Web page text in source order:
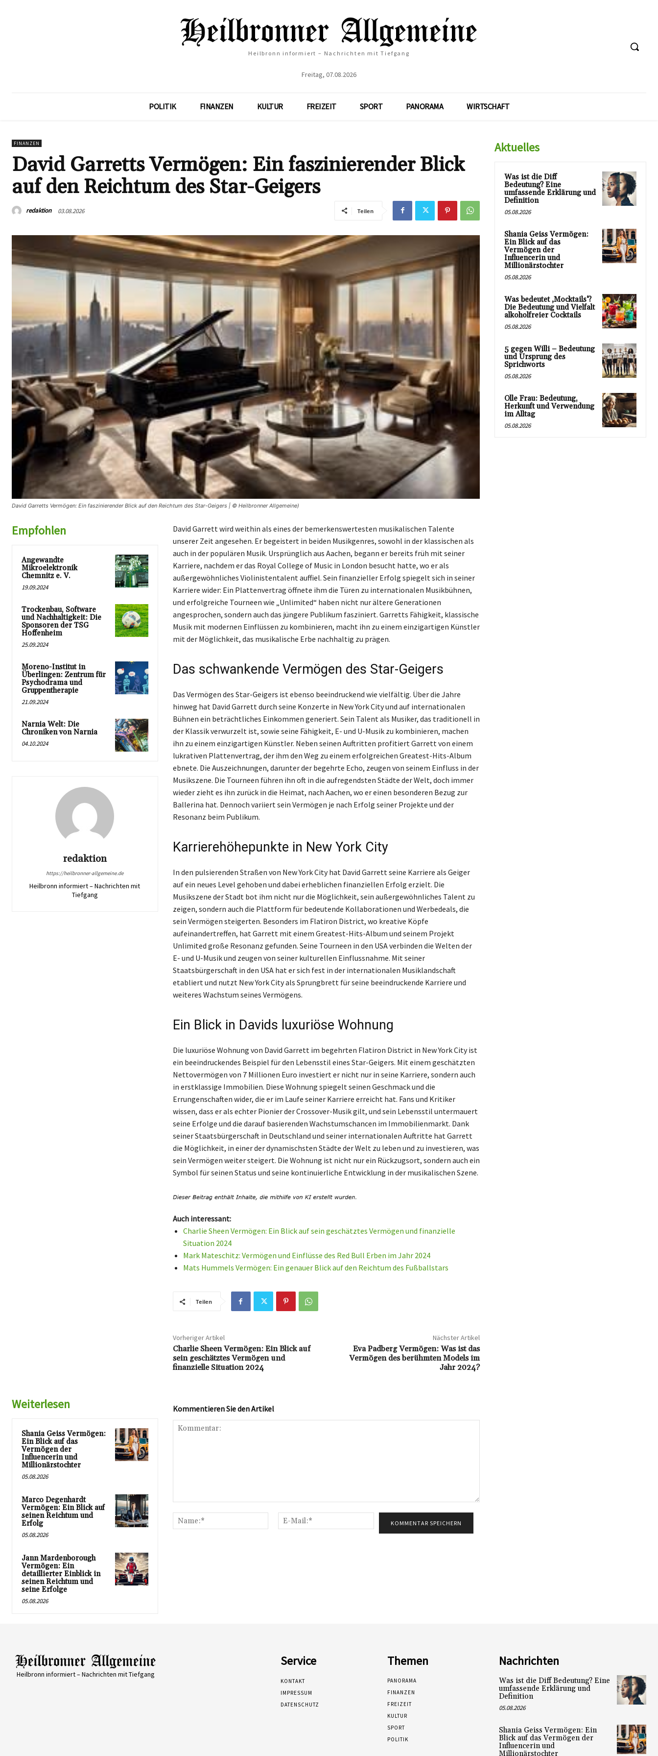
Heilbronn informiert – Nachrichten mit Tiefgang
Freitag, 07.08.2026
POLITIK FINANZEN KULTUR FREIZEIT SPORT PANORAMA WIRTSCHAFT
FINANZEN
David Garretts Vermögen: Ein faszinierender Blick
auf den Reichtum des Star-Geigers
redaktion 03.08.2026 Teilen
David Garretts Vermögen: Ein faszinierender Blick auf den Reichtum des Star-Geigers | © Heilbronner Allgemeine)
Empfohlen
Angewandte
Mikroelektronik
Chemnitz e. V.
19.09.2024
Trockenbau, Software
und Nachhaltigkeit: Die
Sponsoren der TSG
Hoffenheim
25.09.2024
Moreno-Institut in
Überlingen: Zentrum für
Psychodrama und
Gruppentherapie
21.09.2024
Narnia Welt: Die
Chroniken von Narnia
04.10.2024
redaktion
https://heilbronner-allgemeine.de
Heilbronn informiert – Nachrichten mit
Tiefgang
David Garrett wird weithin als eines der bemerkenswertesten musikalischen Talente
unserer Zeit angesehen. Er begeistert in beiden Musikgenres, sowohl in der klassischen als
auch in der populären Musik. Ursprünglich aus Aachen, begann er bereits früh mit seiner
Karriere, nachdem er das Royal College of Music in London besucht hatte, wo er als
außergewöhnliches Violinistentalent auffiel. Sein finanzieller Erfolg spiegelt sich in seiner
Karriere wider: Ein Plattenvertrag öffnete ihm die Türen zu internationalen Musikbühnen,
und erfolgreiche Tourneen wie „Unlimited“ haben nicht nur ältere Generationen
angesprochen, sondern auch das jüngere Publikum fasziniert. Garretts Fähigkeit, klassische
Musik mit modernen Einflüssen zu kombinieren, macht ihn zu einem einzigartigen Künstler
mit der Möglichkeit, das musikalische Erbe nachhaltig zu prägen.
Das schwankende Vermögen des Star-Geigers
Das Vermögen des Star-Geigers ist ebenso beeindruckend wie vielfältig. Über die Jahre
hinweg hat David Garrett durch seine Konzerte in New York City und auf internationalen
Bühnen ein beträchtliches Einkommen generiert. Sein Talent als Musiker, das traditionell in
der Klassik verwurzelt ist, sowie seine Fähigkeit, E- und U-Musik zu kombinieren, machen
ihn zu einem einzigartigen Künstler. Neben seinen Auftritten profitiert Garrett von einem
lukrativen Plattenvertrag, der ihm den Weg zu einem erfolgreichen Greatest-Hits-Album
ebnete. Die Auszeichnungen, darunter der begehrte Echo, zeugen von seinem Einfluss in der
Musikszene. Die Tourneen führen ihn oft in die aufregendsten Städte der Welt, doch immer
wieder zieht es ihn zurück in die Heimat, nach Aachen, wo er einen besonderen Bezug zur
Ballerina hat. Dennoch variiert sein Vermögen je nach Erfolg seiner Projekte und der
Resonanz beim Publikum.
Karrierehöhepunkte in New York City
In den pulsierenden Straßen von New York City hat David Garrett seine Karriere als Geiger
auf ein neues Level gehoben und dabei erheblichen finanziellen Erfolg erzielt. Die
Musikszene der Stadt bot ihm nicht nur die Möglichkeit, sein außergewöhnliches Talent zu
zeigen, sondern auch die Plattform für bedeutende Kollaborationen und Werbedeals, die
sein Vermögen steigerten. Besonders im Flatiron District, wo kreative Köpfe
aufeinandertreffen, hat Garrett mit einem Greatest-Hits-Album und seinem Projekt
Unlimited große Resonanz gefunden. Seine Tourneen in den USA verbinden die Welten der
E- und U-Musik und zeugen von seiner kulturellen Einflussnahme. Mit seiner
Staatsbürgerschaft in den USA hat er sich fest in der internationalen Musiklandschaft
etabliert und nutzt New York City als Sprungbrett für seine beeindruckende Karriere und
weiteres Wachstum seines Vermögens.
Ein Blick in Davids luxuriöse Wohnung
Die luxuriöse Wohnung von David Garrett im begehrten Flatiron District in New York City ist
ein beeindruckendes Beispiel für den Lebensstil eines Star-Geigers. Mit einem geschätzten
Nettovermögen von 7 Millionen Euro investiert er nicht nur in seine Karriere, sondern auch
in erstklassige Immobilien. Diese Wohnung spiegelt seinen Geschmack und die
Errungenschaften wider, die er im Laufe seiner Karriere erreicht hat. Fans und Kritiker
wissen, dass er als echter Pionier der Crossover-Musik gilt, und sein Lebensstil untermauert
seine Erfolge und die darauf basierenden Wachstumschancen im Immobilienmarkt. Dank
seiner Staatsbürgerschaft in Deutschland und seiner internationalen Auftritte hat Garrett
die Möglichkeit, in einer der dynamischsten Städte der Welt zu leben und zu investieren, was
sein Vermögen weiter steigert. Die Wohnung ist nicht nur ein Rückzugsort, sondern auch ein
Symbol für seinen Status und seine kontinuierliche Entwicklung in der musikalischen Szene.
Auch interessant:
Charlie Sheen Vermögen: Ein Blick auf sein geschätztes Vermögen und finanzielle
Situation 2024
Mark Mateschitz: Vermögen und Einflüsse des Red Bull Erben im Jahr 2024
Mats Hummels Vermögen: Ein genauer Blick auf den Reichtum des Fußballstars
Teilen
Vorheriger Artikel
Charlie Sheen Vermögen: Ein Blick auf
sein geschätztes Vermögen und
finanzielle Situation 2024
Nächster Artikel
Eva Padberg Vermögen: Was ist das
Vermögen des berühmten Models im
Jahr 2024?
Weiterlesen
Shania Geiss Vermögen:
Ein Blick auf das
Vermögen der
Influencerin und
Millionärstochter
05.08.2026
Marco Degenhardt
Vermögen: Ein Blick auf
seinen Reichtum und
Erfolg
05.08.2026
Jann Mardenborough
Vermögen: Ein
detaillierter Einblick in
seinen Reichtum und
seine Erfolge
05.08.2026
Kommentieren Sie den Artikel
Name:*
Mail:*
Aktuelles
Was ist die Diff
Bedeutung? Eine
umfassende Erklärung und
Definition
05.08.2026
Shania Geiss Vermögen:
Ein Blick auf das
Vermögen der
Influencerin und
Millionärstochter
05.08.2026
Was bedeutet ‚Mocktails‘?
Die Bedeutung und Vielfalt
alkoholfreier Cocktails
05.08.2026
5 gegen Willi – Bedeutung
und Ursprung des
Sprichworts
05.08.2026
Olle Frau: Bedeutung,
Herkunft und Verwendung
im Alltag
05.08.2026
Heilbronn informiert – Nachrichten mit Tiefgang
Service
KONTAKT
IMPRESSUM
DATENSCHUTZ
Themen
PANORAMA
FINANZEN
FREIZEIT
KULTUR
SPORT
POLITIK
Nachrichten
Was ist die Diff Bedeutung? Eine
umfassende Erklärung und
Definition
05.08.2026
Shania Geiss Vermögen: Ein
Blick auf das Vermögen der
Influencerin und
Millionärstochter